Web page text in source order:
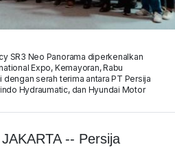
SR3 Neo Panorama diperkenalkan
Expo, Kemayoran, Rabu
serah terima antara PT Persija
Hydraumatic, dan Hyundai Motor
-- Persija